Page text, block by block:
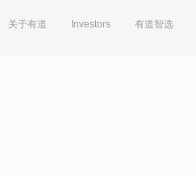
关于有道 Investors 有道智选